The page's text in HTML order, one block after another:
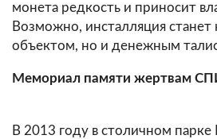
монета редкость и приносит
Возможно, инсталляция станет
объектом, но и денежным
Мемориал памяти жертвам
В 2013 году в столичном